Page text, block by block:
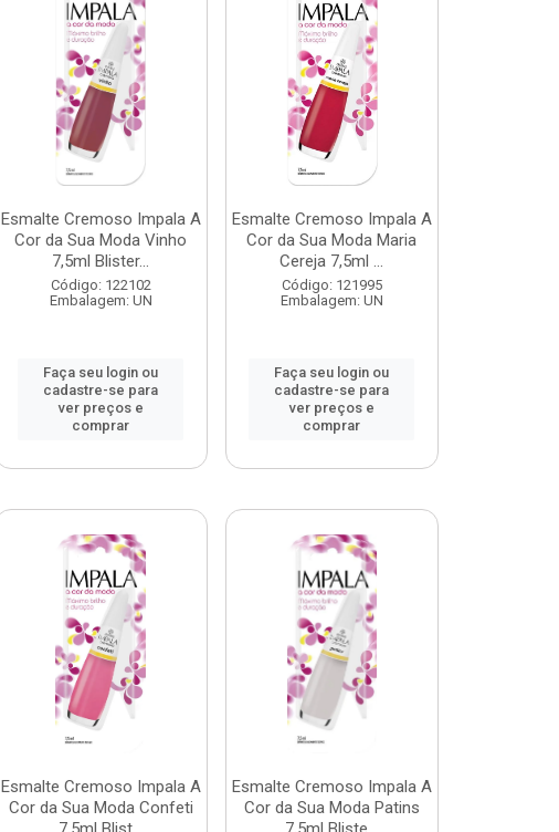
Esmalte Cremoso Impala A
Cor da Sua Moda Vinho
7,5ml Blister...
Código: 122102
Embalagem: UN
Faça seu login ou
cadastre-se para
ver preços e
comprar
Esmalte Cremoso Impala A
Cor da Sua Moda Maria
Cereja 7,5ml ...
Código: 121995
Embalagem: UN
Faça seu login ou
cadastre-se para
ver preços e
comprar
Esmalte Cremoso Impala A
Cor da Sua Moda Confeti
Esmalte Cremoso Impala A
Cor da Sua Moda Patins